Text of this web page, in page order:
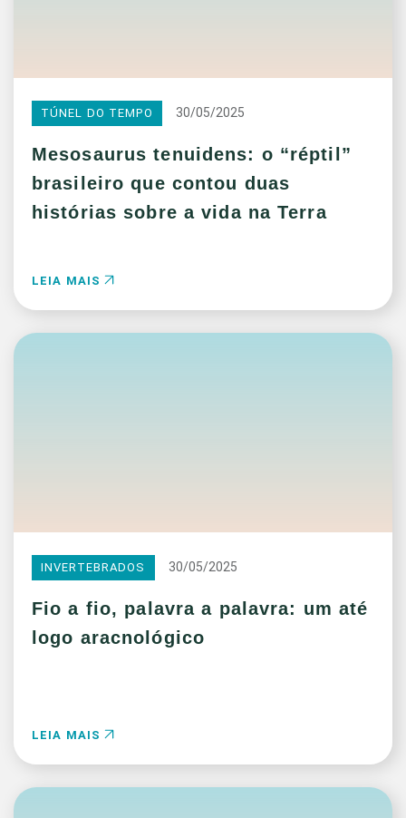
TÚNEL DO TEMPO 30/05/2025
Mesosaurus tenuidens: o “réptil”
brasileiro que contou duas
histórias sobre a vida na Terra
LEIA MAIS
INVERTEBRADOS 30/05/2025
Fio a fio, palavra a palavra: um até
logo aracnológico
LEIA MAIS